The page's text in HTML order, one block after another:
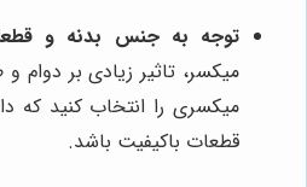
توجه به جنس بدنه و
میکسر، تاثیر زیادی بر دوام
میکسری را انتخاب کنید که
قطعات باکیفیت باشد.